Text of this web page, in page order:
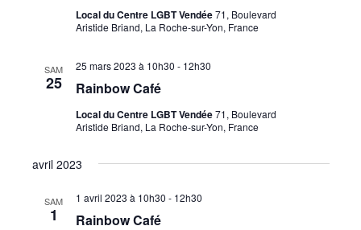
Local du Centre LGBT Vendée71, Boulevard
Aristide Briand, La Roche-sur-Yon, France
SAM
25 Rainbow Café
25 mars 2023 à 10h30 - 12h30
Local du Centre LGBT Vendée71, Boulevard
Aristide Briand, La Roche-sur-Yon, France
avril 2023
SAM
1 Rainbow Café
1 avril 2023 à 10h30 - 12h30